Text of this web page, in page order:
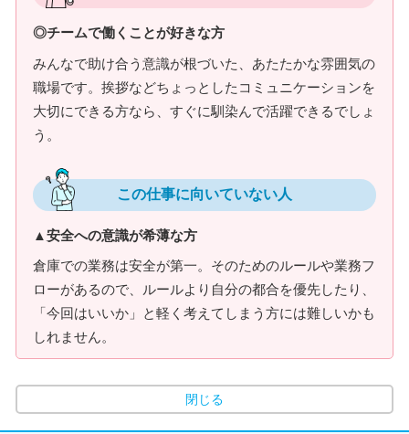
◎チームで働くことが好きな方
みんなで助け合う意識が根づいた、あたたかな雰囲気の
職場です。挨拶などちょっとしたコミュニケーションを
大切にできる方なら、すぐに馴染んで活躍できるでしょ
う。
この仕事に向いていない人
▲安全への意識が希薄な方
倉庫での業務は安全が第一。そのためのルールや業務フ
ローがあるので、ルールより自分の都合を優先したり、
「今回はいいか」と軽く考えてしまう方には難しいかも
しれません。
閉じる